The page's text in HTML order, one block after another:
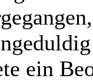
ein